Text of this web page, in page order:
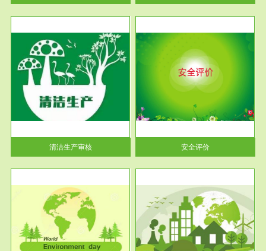
清洁生产审核
服务范围
安全评价
安全评价安全评价目的是查找、
分析和预测工程、系统、生产经
营活...
安全评价
服务范围
VOCs在线监测